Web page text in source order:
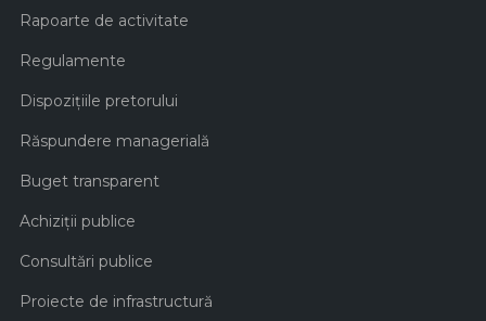
Rapoarte de activitate
Regulamente
Dispozițiile pretorului
Răspundere managerială
Buget transparent
Achiziţii publice
Consultări publice
Proiecte de infrastructură